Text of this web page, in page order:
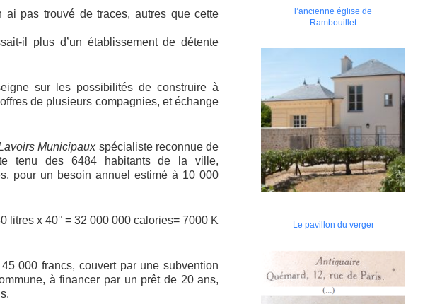
ai pas trouvé de traces, autres que cette
il plus d’un établissement de détente
sur les possibilités de construire à
de plusieurs compagnies, et échange
Municipaux spécialiste reconnue de
tenu des 6484 habitants de la ville,
pour un besoin annuel estimé à 10 000
litres x 40° = 32 000 000 calories= 7000 K
000 francs, couvert par une subvention
à financer par un prêt de 20 ans,
l’ancienne église de
Rambouillet
Le pavillon du verger